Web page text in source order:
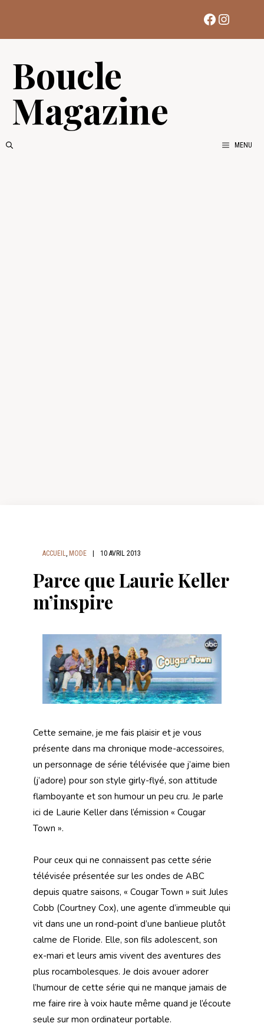
contenu
Facebook
Boucle
Magazine
MENU
ACCUEIL, MODE 10 AVRIL 2013
Parce que Laurie Keller
m’inspire
Cette semaine, je me fais plaisir et je vous
présente dans ma chronique mode-accessoires,
un personnage de série télévisée que j’aime bien
(j’adore) pour son style girly-flyé, son attitude
flamboyante et son humour un peu cru. Je parle
ici de Laurie Keller dans l’émission « Cougar
Town ».
Pour ceux qui ne connaissent pas cette série
télévisée présentée sur les ondes de ABC
depuis quatre saisons, « Cougar Town » suit Jules
Cobb (Courtney Cox), une agente d’immeuble qui
vit dans une un rond-point d’une banlieue plutôt
calme de Floride. Elle, son fils adolescent, son
ex-mari et leurs amis vivent des aventures des
plus rocambolesques. Je dois avouer adorer
l’humour de cette série qui ne manque jamais de
me faire rire à voix haute même quand je l’écoute
seule sur mon ordinateur portable.